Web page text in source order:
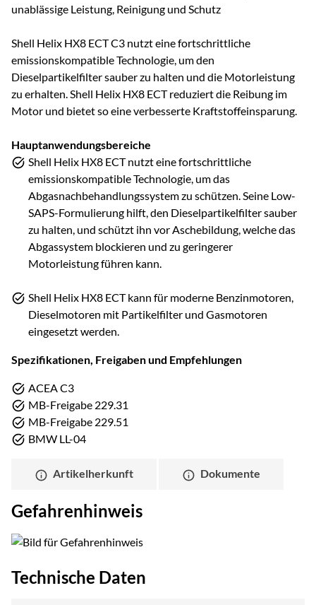
unablässige Leistung, Reinigung und Schutz
Shell Helix HX8 ECT C3 nutzt eine fortschrittliche
emissionskompatible Technologie, um den
Dieselpartikelfilter sauber zu halten und die Motorleistung
zu erhalten. Shell Helix HX8 ECT reduziert die Reibung im
Motor und bietet so eine verbesserte Kraftstoffeinsparung.
Hauptanwendungsbereiche
Shell Helix HX8 ECT nutzt eine fortschrittliche
emissionskompatible Technologie, um das
Abgasnachbehandlungssystem zu schützen. Seine Low-
SAPS-Formulierung hilft, den Dieselpartikelfilter sauber
zu halten, und schützt ihn vor Aschebildung, welche das
Abgassystem blockieren und zu geringerer
Motorleistung führen kann.
Shell Helix HX8 ECT kann für moderne Benzinmotoren,
Dieselmotoren mit Partikelfilter und Gasmotoren
eingesetzt werden.
Spezifikationen, Freigaben und Empfehlungen
ACEA C3
MB-Freigabe 229.31
MB-Freigabe 229.51
BMW LL-04
Artikelherkunft Dokumente
Gefahrenhinweis
Technische Daten